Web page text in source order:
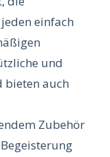
einfach
und
bieten auch
Zubehör